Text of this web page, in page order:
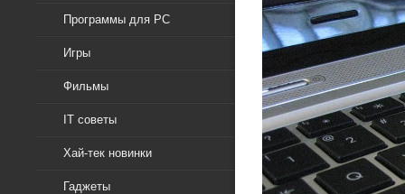
Программы для PC
Игры
Фильмы
IT советы
Хай-тек новинки
Гаджеты